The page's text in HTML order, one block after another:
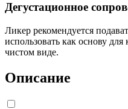
Дегустационное
Ликер рекомендуется
использовать как основу
чистом виде.
Описание